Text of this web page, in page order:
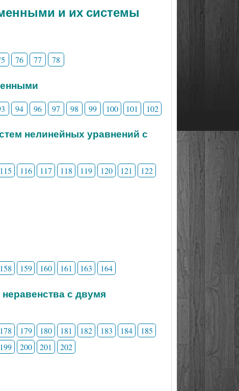
и их системы
76 77 78
94 96 97 98 99 100 101 102
нелинейных уравнений с
115 116 117 118 119 120 121 122
158 159 160 161 163 164
с двумя
178 179 180 181 182 183 184
185
199 200 201 202